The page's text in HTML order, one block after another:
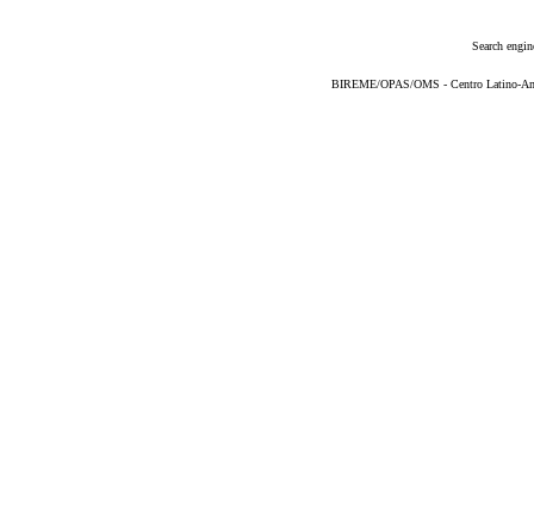
Search
BIREME/OPAS/OMS - Centro Latino-